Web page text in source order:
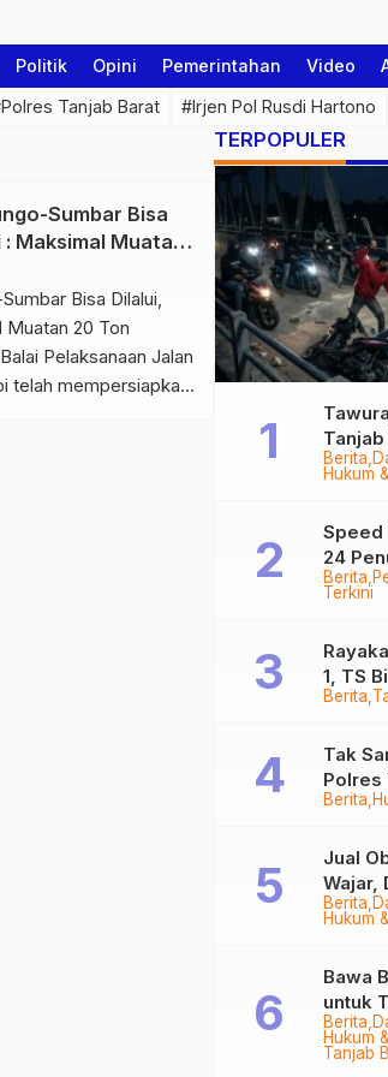
Politik Opini Pemerintahan Video
Tanjab Barat #Irjen Pol Rusdi Hartono
Sumbar Bisa
: Maksimal Muatan
Bisa Dilalui,
Muatan 20 Ton
Pelaksanaan Jalan
telah mempersiapkan
TERPOPULER
Berita
Hukum
Berita
Terkini
Speed
24
Togok
Berita
1, TS
Berita
Tak
Polres
Berita
Hukum
Jual
Wajar,
Tanjab
Berita
Hukum
Tanjab
Bawa
untuk
Tanjab